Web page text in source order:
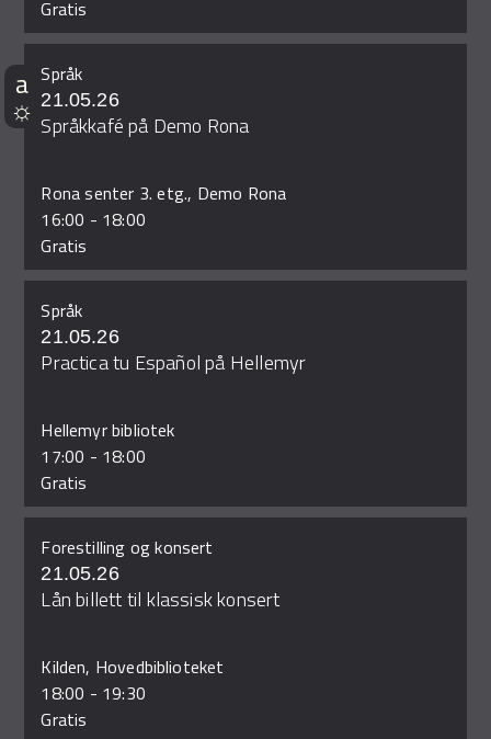
Gratis
Språk
21.05.26
Språkkafé på Demo Rona
Rona senter 3. etg., Demo Rona
16:00 - 18:00
Gratis
Språk
21.05.26
Practica tu Español på Hellemyr
Hellemyr bibliotek
17:00 - 18:00
Gratis
Forestilling og konsert
21.05.26
Lån billett til klassisk konsert
Kilden, Hovedbiblioteket
18:00 - 19:30
Gratis